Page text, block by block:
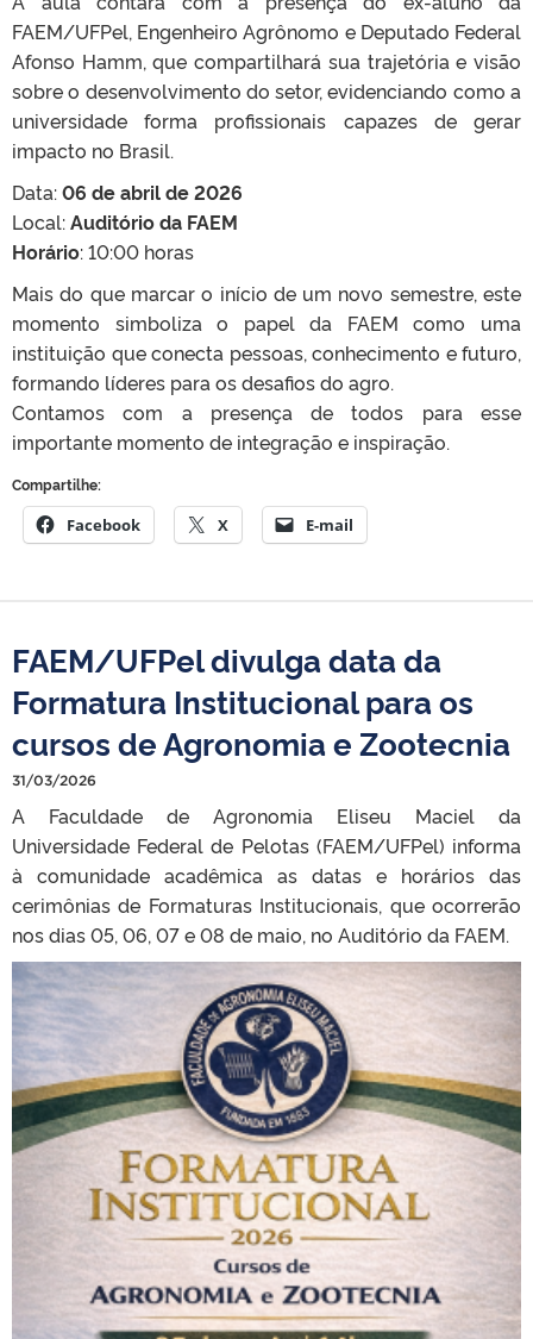
FAEM/UFPel, Engenheiro Agrônomo e Deputado Federal
Afonso Hamm, que compartilhará sua trajetória e visão
sobre o desenvolvimento do setor, evidenciando como a
universidade forma profissionais capazes de gerar
impacto no Brasil.
Data:06 de abril de 2026
Local:Auditório da FAEM
Horário: 10:00 horas
Mais do que marcar o início de um novo semestre, este
momento simboliza o papel da FAEM como uma
instituição que conecta pessoas, conhecimento e futuro,
formando líderes para os desafios do agro.
Contamos com a presença de todos para esse
importante momento de integração e inspiração.
Compartilhe:
Facebook X E-mail
FAEM/UFPel divulga data da
Formatura Institucional para os
cursos de Agronomia e Zootecnia
31/03/2026
A Faculdade de Agronomia Eliseu Maciel da
Universidade Federal de Pelotas (FAEM/UFPel) informa
à comunidade acadêmica as datas e horários das
cerimônias de Formaturas Institucionais, que ocorrerão
nos dias 05, 06, 07 e 08 de maio, no Auditório da FAEM.